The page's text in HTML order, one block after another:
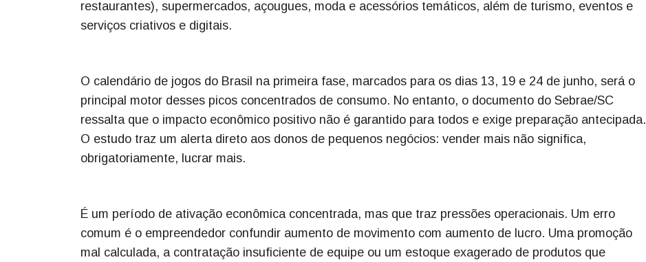
restaurantes), supermercados, açougues, moda e acessórios temáticos, além de turismo, eventos e
serviços criativos e digitais.
O calendário de jogos do Brasil na primeira fase, marcados para os dias 13, 19 e 24 de junho, será o
principal motor desses picos concentrados de consumo. No entanto, o documento do Sebrae/SC
ressalta que o impacto econômico positivo não é garantido para todos e exige preparação antecipada.
O estudo traz um alerta direto aos donos de pequenos negócios: vender mais não significa,
obrigatoriamente, lucrar mais.
É um período de ativação econômica concentrada, mas que traz pressões operacionais. Um erro
comum é o empreendedor confundir aumento de movimento com aumento de lucro. Uma promoção
mal calculada, a contratação insuficiente de equipe ou um estoque exagerado de produtos que